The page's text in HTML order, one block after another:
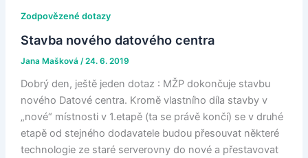
Zodpovězené dotazy
Stavba nového datového centra
Jana Mašková /24. 6. 2019
Dobrý den, ještě jeden dotaz : MŽP dokončuje stavbu
nového Datové centra. Kromě vlastního díla stavby v
„nové“ místnosti v 1.etapě (ta se právě končí) se v druhé
etapě od stejného dodavatele budou přesouvat některé
technologie ze staré serverovny do nové a přestavovat